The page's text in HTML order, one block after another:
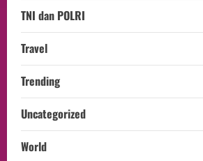
TNI dan POLRI
Travel
Trending
Uncategorized
World